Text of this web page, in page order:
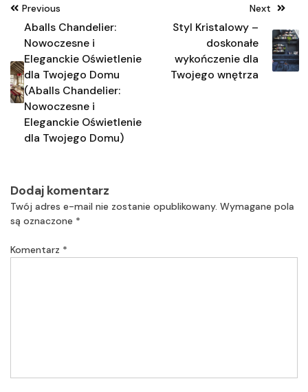
Nawigacja
wpisu
Previous
Aballs Chandelier:
Nowoczesne i
Eleganckie Oświetlenie
dla Twojego Domu
(Aballs Chandelier:
Nowoczesne i
Eleganckie Oświetlenie
dla Twojego Domu)
Next
Styl Kristalowy –
doskonałe
wykończenie dla
Twojego wnętrza
Dodaj komentarz
Twój adres e-mail nie zostanie opublikowany. Wymagane pola
są oznaczone *
Komentarz *